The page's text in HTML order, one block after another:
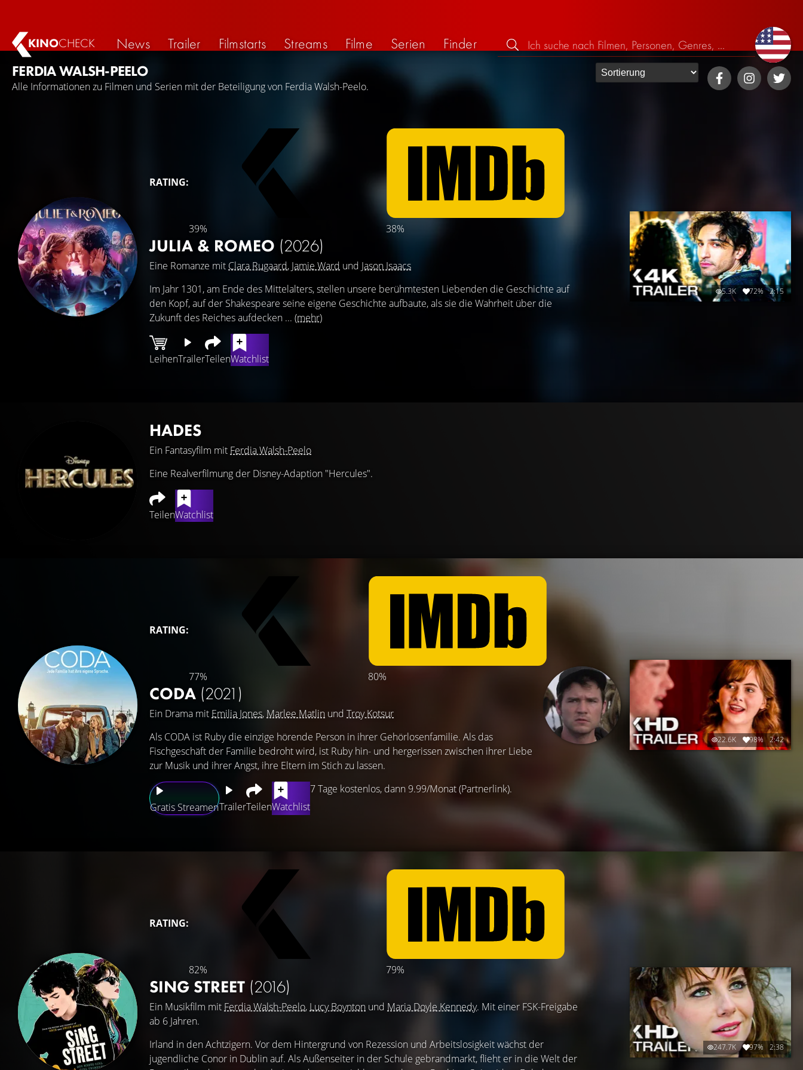
KINOCHECK News Trailer Filmstarts Streams Filme Serien
Finder
FERDIA WALSH-PEELO
Alle Informationen zu Filmen und Serien mit der Beteiligung von Ferdia Walsh-Peelo.
RATING:
39% 38%
JULIA & ROMEO (2026)
Eine Romanze mit Clara Rugaard, Jamie Ward und Jason Isaacs
LeihenTrailerTeilenWatchlist
Im Jahr 1301, am Ende des Mittelalters, stellen unsere berühmtesten Liebenden die Geschichte auf
den Kopf, auf der Shakespeare seine eigene Geschichte aufbaute, als sie die Wahrheit über die
Zukunft des Reiches aufdecken ... (mehr)
5.3K 72% 2:15
HADES
Ein Fantasyfilm mit Ferdia Walsh-Peelo
TeilenWatchlist
Eine Realverfilmung der Disney-Adaption "Hercules".
RATING:
77% 80%
CODA (2021)
Ein Drama mit Emilia Jones, Marlee Matlin und Troy Kotsur
Gratis StreamenTrailerTeilenWatchlist
7 Tage kostenlos, dann 9.99/Monat (Partnerlink).
Als CODA ist Ruby die einzige hörende Person in ihrer Gehörlosenfamilie. Als das
Fischgeschäft der Familie bedroht wird, ist Ruby hin- und hergerissen zwischen ihrer Liebe
zur Musik und ihrer Angst, ihre Eltern im Stich zu lassen.
22.6K 98% 2:42
RATING:
82% 79%
SING STREET (2016)
Ein Musikfilm mit Ferdia Walsh-Peelo, Lucy Boynton und Maria Doyle Kennedy. Mit einer FSK-Freigabe
ab 6 Jahren.
Irland in den Achtzigern. Vor dem Hintergrund von Rezession und Arbeitslosigkeit wächst der
jugendliche Conor in Dublin auf. Als Außenseiter in der Schule gebrandmarkt, flieht er in die Welt der
247.7K 97% 2:38